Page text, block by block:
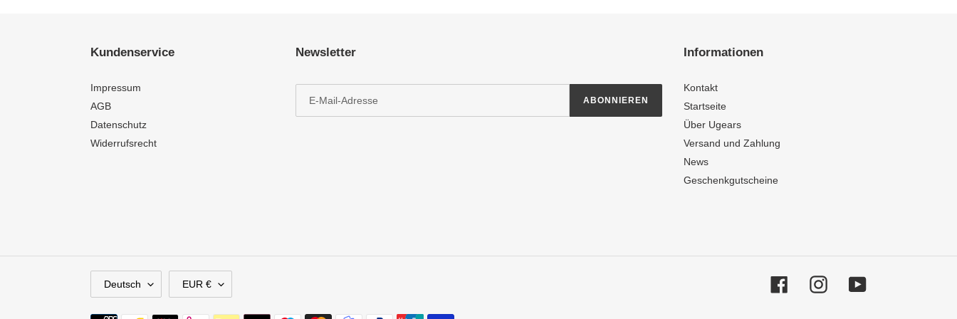
Kundenservice
Impressum
AGB
Datenschutz
Widerrufsrecht
Newsletter
ABONNIEREN
Informationen
Kontakt
Startseite
Über Ugears
Versand und Zahlung
News
Geschenkgutscheine
P
R
Deutsch
Ä
H
EUR € FacebookInstagramYouTube